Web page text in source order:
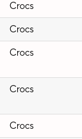
Crocs
Crocs
Crocs
Crocs
Crocs